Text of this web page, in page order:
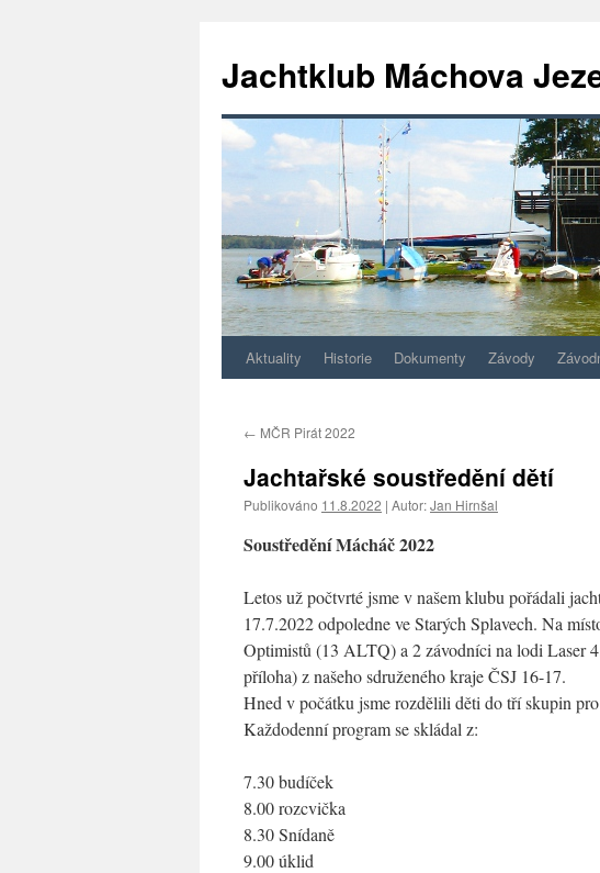
Jachtklub Máchova
Přejít
obsahu
webu
Aktuality Historie Dokumenty Závody
← MČR Pirát 2022
Jachtařské soustředění dětí
Publikováno 11.8.2022 | Autor:Jan Hirnšal
Soustředění Mácháč 2022
Letos už počtvrté jsme v našem klubu pořádali
17.7.2022 odpoledne ve Starých Splavech. Na
Optimistů (13 ALTQ) a 2 závodníci na lodi Laser
příloha) z našeho sdruženého kraje ČSJ 16-17.
Hned v počátku jsme rozdělili děti do tří skupin
Každodenní program se skládal z:
7.30 budíček
8.00 rozcvička
8.30 Snídaně
9.00 úklid